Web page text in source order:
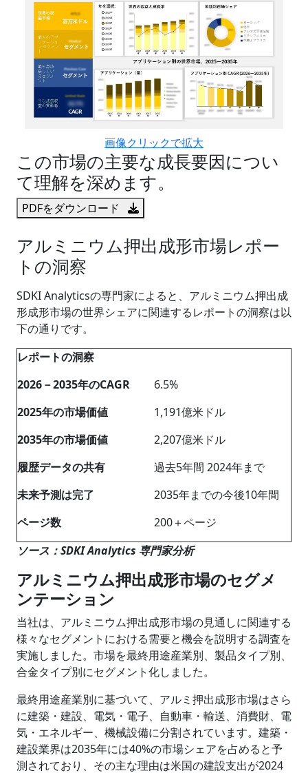
画像クリックで拡大
この市場の主要な成長要因につい
て理解を深めます。
PDFをダウンロード
アルミニウム押出成形市場レポー
トの洞察
SDKI Analyticsの専門家によると、アルミニウム押出成
形成形市場の世界シェアに関連するレポートの洞察は以
下の通りです。
レポートの洞察
2026－2035年のCAGR
6.5%
2025年の市場価値
1,191億米ドル
2035年の市場価値
2,207億米ドル
履歴データの共有
過去5年間 2024年まで
未来予測は完了
2035年までの今後10年間
ページ数
200＋ページ
ソース：SDKI Analytics 専門家分析
アルミニウム押出成形市場のセグメ
ンテーション
当社は、アルミニウム押出成形市場の見通しに関連する
様々なセグメントにおける需要と機会を説明する調査を
実施しました。市場を最終用途産業別、製品タイプ別、
合金タイプ別にセグメント化しました。
最終用途産業別に基づいて、アルミ押出成形市場はさら
に建築・建設、電気・電子、自動車・輸送、消費財、電
気・エネルギー、機械設備に分割されています。建築・
建設業界は2035年には40%の市場シェアを占めると予
測されており、その主な理由は米国の建設支出が2024